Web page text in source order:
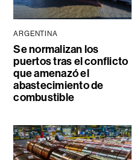
ARGENTINA
Se normalizan los
puertos tras el conflicto
que amenazó el
abastecimiento de
combustible